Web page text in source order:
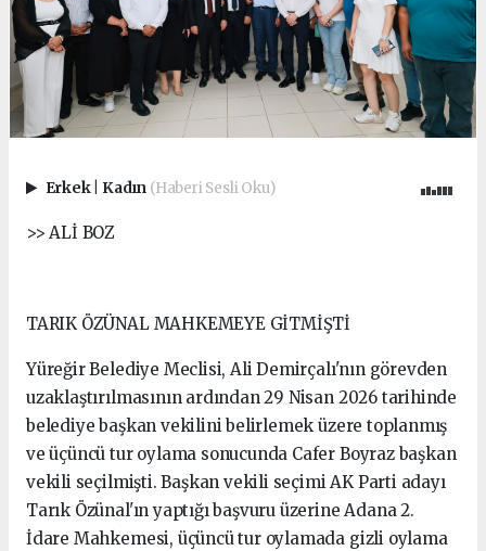
Erkek Kadın (Haberi Sesli Oku)
>> ALİ BOZ
TARIK ÖZÜNAL MAHKEMEYE GİTMİŞTİ
Yüreğir Belediye Meclisi, Ali Demirçalı'nın görevden
uzaklaştırılmasının ardından 29 Nisan 2026 tarihinde
belediye başkan vekilini belirlemek üzere toplanmış
ve üçüncü tur oylama sonucunda Cafer Boyraz başkan
vekili seçilmişti. Başkan vekili seçimi AK Parti adayı
Tarık Özünal'ın yaptığı başvuru üzerine Adana 2.
İdare Mahkemesi, üçüncü tur oylamada gizli oylama